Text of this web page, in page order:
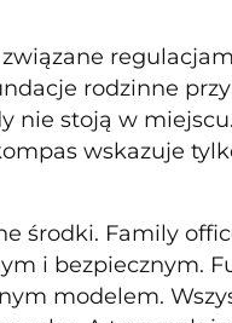
związane
rodzinne
nie stoją w
wskazuje
środki. Family
i bezpiecznym.
modelem.